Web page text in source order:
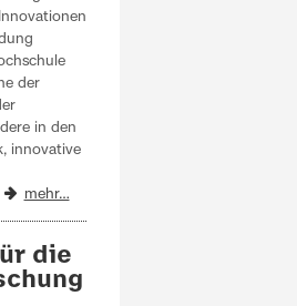
der
in den
innovative
mehr…
die